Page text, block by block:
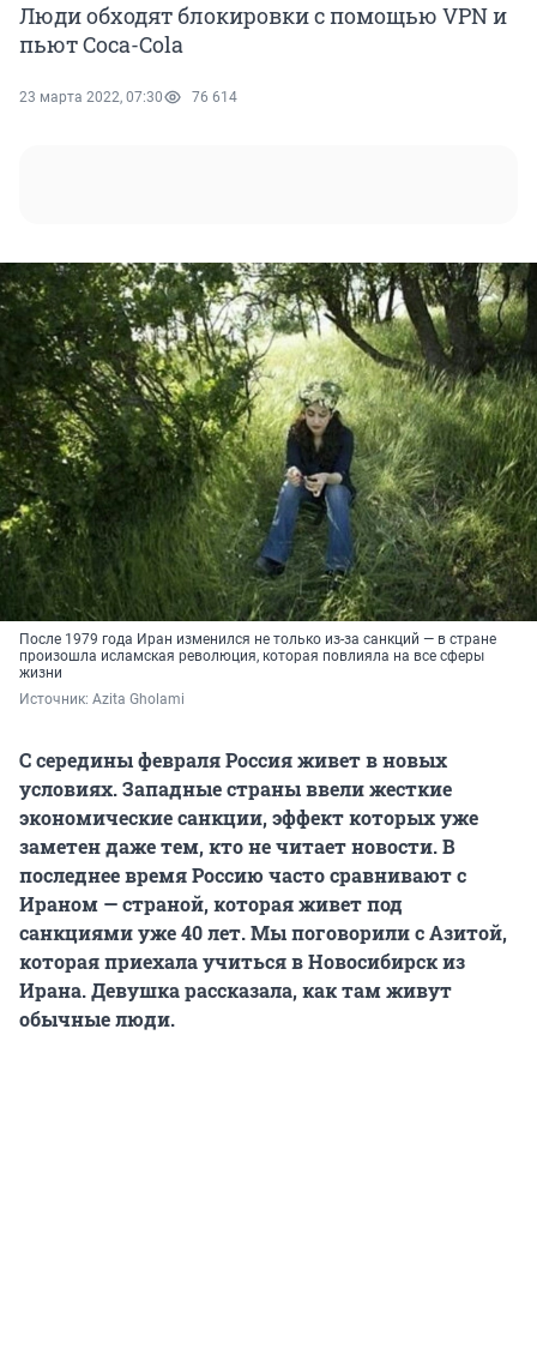
Люди обходят блокировки с помощью VPN и
пьют Coca-Cola
23 марта 2022, 07:30 76 614
После 1979 года Иран изменился не только из-за санкций — в стране
произошла исламская революция, которая повлияла на все сферы
жизни
Источник: Azita Gholami
С середины февраля Россия живет в новых
условиях. Западные страны ввели жесткие
экономические санкции, эффект которых уже
заметен даже тем, кто не читает новости. В
последнее время Россию часто сравнивают с
Ираном — страной, которая живет под
санкциями уже 40 лет. Мы поговорили с Азитой,
которая приехала учиться в Новосибирск из
Ирана. Девушка рассказала, как там живут
обычные люди.